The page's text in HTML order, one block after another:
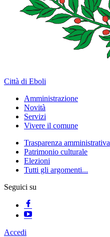
Città di Eboli
Amministrazione
Novità
Servizi
Vivere il comune
Trasparenza amministrativa
Patrimonio culturale
Elezioni
Tutti gli argomenti...
Seguici su
Accedi